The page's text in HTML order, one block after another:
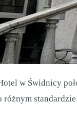
w Świdnicy
różnym standardzie.